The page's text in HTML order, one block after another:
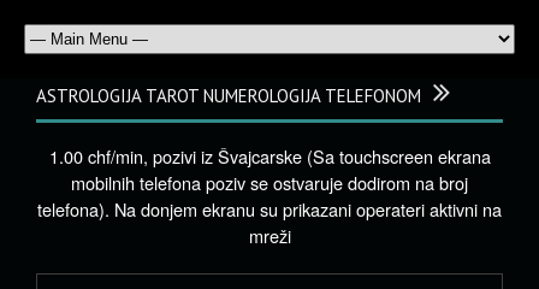
ASTROLOGIJA TAROT NUMEROLOGIJA TELEFONOM
1.00 chf/min, pozivi iz Švajcarske (Sa touchscreen ekrana
mobilnih telefona poziv se ostvaruje dodirom na broj
telefona). Na donjem ekranu su prikazani operateri aktivni na
mreži